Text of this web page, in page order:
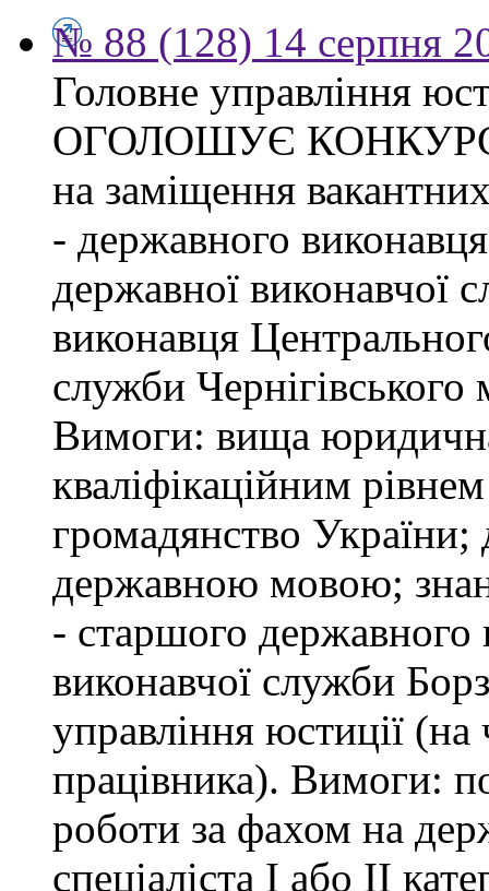
№ 88 (128) 14 серпня
Головне управління
ОГОЛОШУЄ
на заміщення
- державного
державної виконавчої
виконавця
служби Чернігівського
Вимоги: вища юридична
кваліфікаційним
громадянство України;
державною мовою;
- старшого державного
виконавчої служби
управління юстиції (на
працівника). Вимоги:
роботи за фахом на
спеціаліста І або ІІ